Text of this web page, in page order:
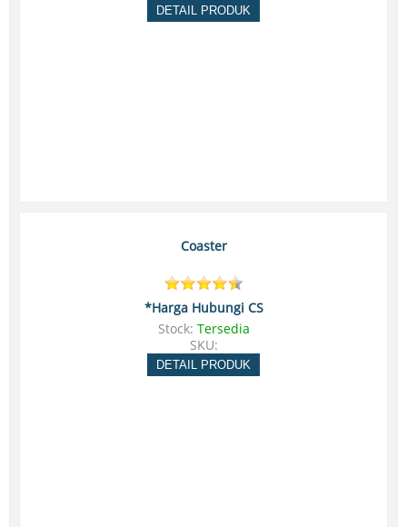
DETAIL PRODUK
Coaster
*Harga Hubungi CS
Stock: Tersedia
SKU:
DETAIL PRODUK